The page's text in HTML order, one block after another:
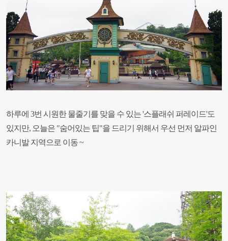
하루에 3번 시원한 물줄기를 맞을 수 있는 '스플래쉬 퍼레이드'도
있지만, 오늘은 "숨어있는 팁"을 드리기 위해서 우선 먼저 알파인
카니발 지역으로 이동 ~